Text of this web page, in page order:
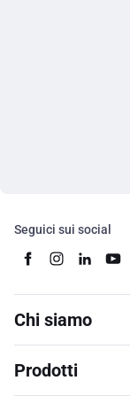
Seguici sui social
Chi siamo
Prodotti